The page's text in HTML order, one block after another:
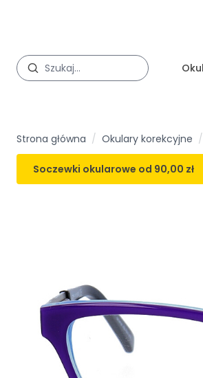
Strona główna / Okulary korekcyjne /
Soczewki okularowe od 90,00 zł